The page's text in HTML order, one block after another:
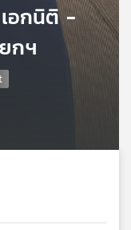
อกนิติ -
กฯ